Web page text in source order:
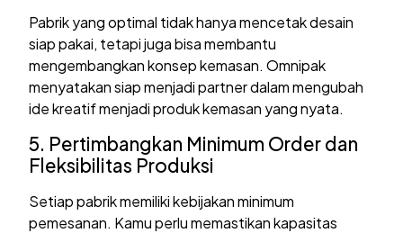
Pabrik yang optimal tidak hanya mencetak desain
siap pakai, tetapi juga bisa membantu
mengembangkan konsep kemasan. Omnipak
menyatakan siap menjadi partner dalam mengubah
ide kreatif menjadi produk kemasan yang nyata.
5. Pertimbangkan Minimum Order dan
Fleksibilitas Produksi
Setiap pabrik memiliki kebijakan minimum
pemesanan. Kamu perlu memastikan kapasitas